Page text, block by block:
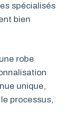
spécialisés
bien
robe
unique,
processus,